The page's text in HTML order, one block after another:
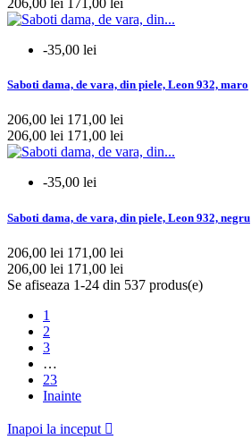
206,00 lei 171,00 lei
-35,00 lei
Saboti dama, de vara, din piele, Leon 932, maro
206,00 lei 171,00 lei
206,00 lei 171,00 lei
-35,00 lei
Saboti dama, de vara, din piele, Leon 932, negru
206,00 lei 171,00 lei
206,00 lei 171,00 lei
Se afiseaza 1-24 din 537 produs(e)
1
2
3
…
23
Inainte
Inapoi la inceput 